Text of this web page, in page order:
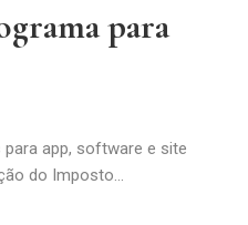
para
app, software e site
do Imposto...